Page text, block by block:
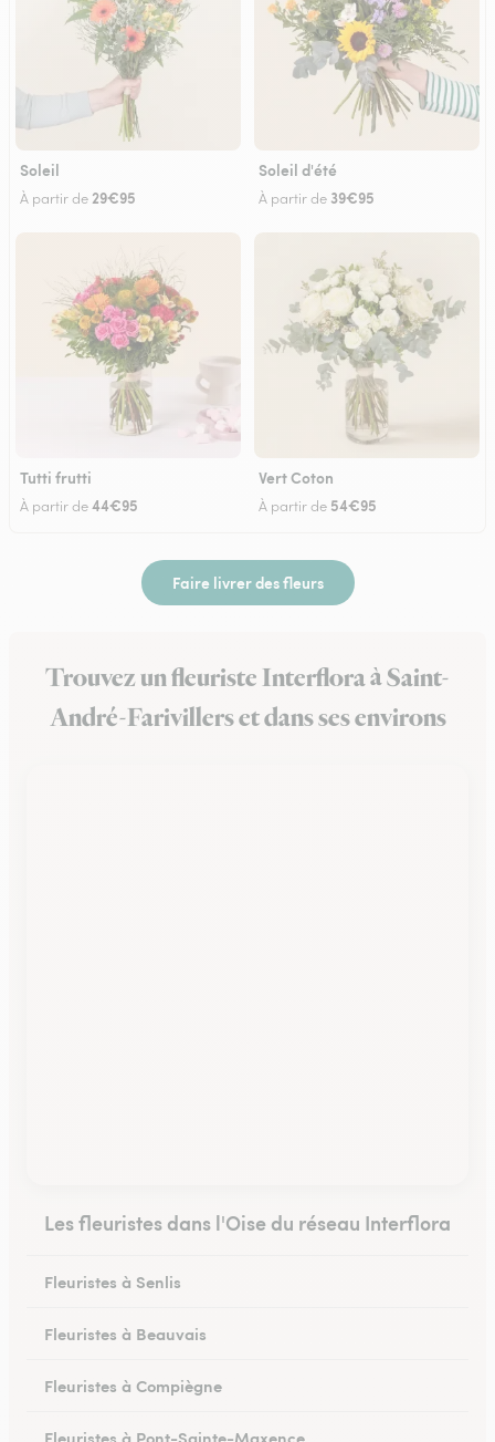
Soleil
À partir de 29€95
Soleil d'été
À partir de 39€95
Tutti frutti
À partir de44€95
Vert Coton
À partir de 54€95
Faire livrer des fleurs
Trouvez un fleuriste Interflora à Saint-
André-Farivillers et dans ses environs
Les fleuristes dans l'Oise du réseau Interflora
Fleuristes à Senlis
Fleuristes à Beauvais
Fleuristes à Compiègne
Fleuristes à Pont-Sainte-Maxence